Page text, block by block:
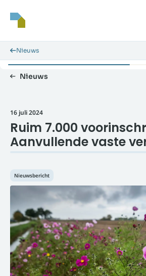
Nieuws
Nieuws
16 juli 2024
Ruim 7.000
Aanvullende vaste
Nieuwsbericht